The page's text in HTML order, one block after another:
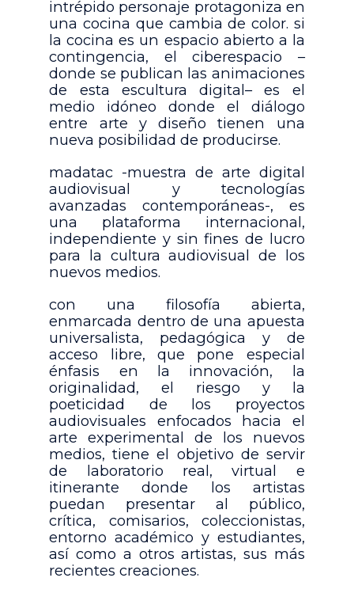
intrépido personaje protagoniza en
una cocina que cambia de color. si
la cocina es un espacio abierto a la
contingencia, el ciberespacio –
donde se publican las animaciones
de esta escultura digital– es el
medio idóneo donde el diálogo
entre arte y diseño tienen una
nueva posibilidad de producirse.
madatac -muestra de arte digital
audiovisual y tecnologías
avanzadas contemporáneas-, es
una plataforma internacional,
independiente y sin fines de lucro
para la cultura audiovisual de los
nuevos medios.
con una filosofía abierta,
enmarcada dentro de una apuesta
universalista, pedagógica y de
acceso libre, que pone especial
énfasis en la innovación, la
originalidad, el riesgo y la
poeticidad de los proyectos
audiovisuales enfocados hacia el
arte experimental de los nuevos
medios, tiene el objetivo de servir
de laboratorio real, virtual e
itinerante donde los artistas
puedan presentar al público,
crítica, comisarios, coleccionistas,
entorno académico y estudiantes,
así como a otros artistas, sus más
recientes creaciones.